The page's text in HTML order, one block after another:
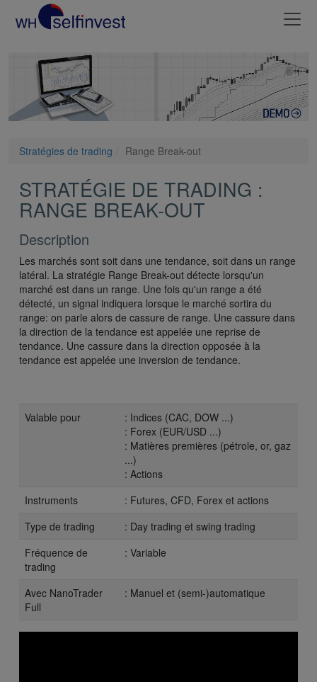
Stratégies de trading Range Break-out
STRATÉGIE DE TRADING :
RANGE BREAK-OUT
Description
Les marchés sont soit dans une tendance, soit dans un range
latéral. La stratégie Range Break-out détecte lorsqu'un
marché est dans un range. Une fois qu'un range a été
détecté, un signal indiquera lorsque le marché sortira du
range: on parle alors de cassure de range. Une cassure dans
la direction de la tendance est appelée une reprise de
tendance. Une cassure dans la direction opposée à la
tendance est appelée une inversion de tendance.
Valable pour
: Indices (CAC, DOW ...)
: Forex (EUR/USD ...)
: Matières premières (pétrole, or, gaz
...)
: Actions
Instruments
: Futures, CFD, Forex et actions
Type de trading
: Day trading et swing trading
Fréquence de
trading
: Variable
Avec NanoTrader
Full
: Manuel et (semi-)automatique